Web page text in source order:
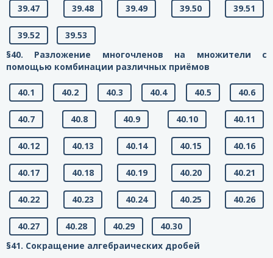
39.47 39.48 39.49 39.50 39.51
39.52
39.53
§40. Разложение многочленов на множители с
помощью комбинации различных приёмов
40.1 40.2 40.3 40.4 40.5 40.6
40.7 40.8 40.9 40.10 40.11
40.12 40.13 40.14 40.15 40.16
40.17 40.18 40.19 40.20 40.21
40.22 40.23 40.24 40.25 40.26
40.27 40.28 40.29
40.30
§41. Сокращение алгебраических дробей